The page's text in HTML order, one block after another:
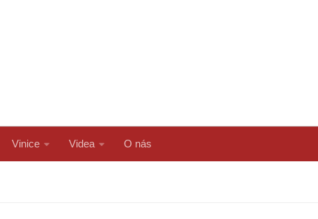
Vinice Videa O nás